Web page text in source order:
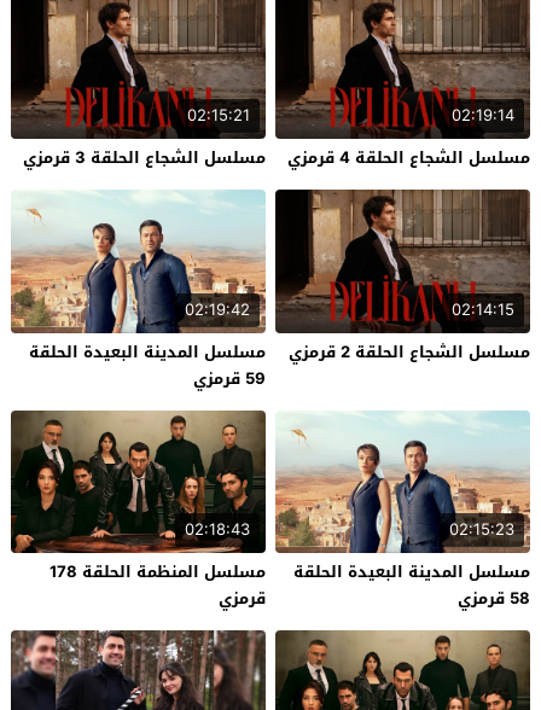
02:19:14
مسلسل الشجاع الحلقة 4 قرمزي
02:15:21
مسلسل الشجاع الحلقة 3 قرمزي
02:14:15
مسلسل الشجاع الحلقة 2 قرمزي
02:19:42
مسلسل المدينة البعيدة الحلقة
59 قرمزي
02:15:23
مسلسل المدينة البعيدة الحلقة
58 قرمزي
02:18:43
مسلسل المنظمة الحلقة 178
قرمزي